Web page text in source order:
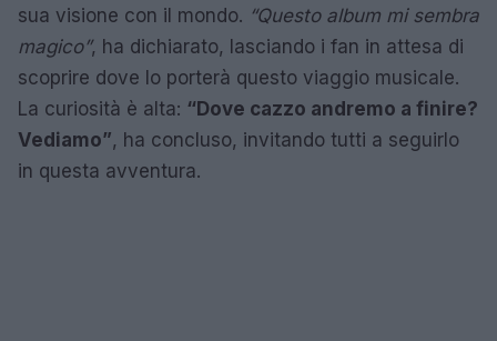
sua visione con il mondo. “Questo album mi sembra
magico”, ha dichiarato, lasciando i fan in attesa di
scoprire dove lo porterà questo viaggio musicale.
La curiosità è alta: “Dove cazzo andremo a finire?
Vediamo”, ha concluso, invitando tutti a seguirlo
in questa avventura.